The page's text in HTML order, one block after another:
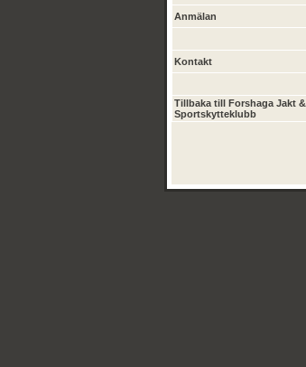
Anmälan
Kontakt
Tillbaka till Forshaga Jakt &
Sportskytteklubb